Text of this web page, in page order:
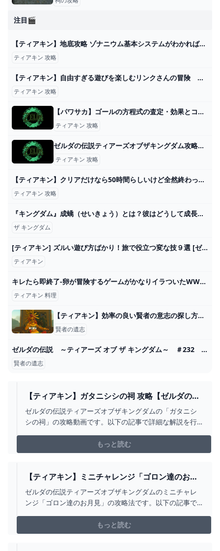
注目🎬
【ティアキン】地底攻略 ゾナニウム基本システムがわかれば探索が楽しい 裏技【ゼルダの伝説 ティアーズ オブ ザ キングダム】 - YouTube
ティアキン 攻略
【ティアキン】自由すぎる遊びを楽しむリンクさんの冒険 ６５話【ドリカラ】【ボイスピ実況ゼルダの伝説ティアーズオブザキングダムTotK】 - YouTube
ティアキン 攻略
【パワサカ】ゴールの方程式の査定・効果とコツを入手できるキャラ【パワフルサッカー】 - ゲームウィズ
ティアキン 攻略
ゼルダの伝説ティアーズオブザキングダム攻略Wiki・ティアキン -SAMURAI GAMERS -
ティアキン 攻略
【ティアキン】クリアだけなら50時間らしいけど全然終わってない件。みんなのプレイ時間はどれくらい?【ティアーズオブザキングダム】 ゼルダの伝説ティアーズオブザキングダム(ティアキン)攻略まとめ-コログ速報
ティアキン 攻略
『キングダム』成蟜（せいきょう）とは？彼はどうして成長できたのか？ アニメイトタイムズ
ザ キングダム
[ティアキン] ズルい遊び方ばかり！旅で役立つ変な技９選 [ゼルダの伝説 ティアーズ オブ ザ キングダム] - YouTube
ティアキン
キレたら即終了-卵が冒険するゲームがかなりイラついたWWW【LOST EGG】 - YouTube
ティアキン 料理
【ティアキン】効率の良い賢者の意志の探し方は？ ゼルダの伝説ティアキンまとめっち ゼルダの伝説ティアーズ オブ ザ キングダム
賢者の遺志
ゼルダの伝説 ～ティアーズ オブ ザ キングダム～ ＃232 賢者の遺志を探して空島探索！ - YouTube
賢者の遺志
【ティアキン】ガタニシシの祠 攻略【ゼルダの伝
説】 - YOUTUBE
ゼルダの伝説ティアーズオブザキングダムの「ガタニシ
シの祠」の攻略動画です。以下の記事で詳細な解説を行
もっと読む
【ティアキン】ミニチャレンジ「ゴロン達のお月
見」 攻略【ゼルダの伝説】 - YOUTUBE
ゼルダの伝説ティアーズオブザキングダムのミニチャレ
ンジ「ゴロン達のお月見」の攻略法です。以下の記事で
https://gamepedia.jp/zelda-totk/challenges/12357
もっと読む